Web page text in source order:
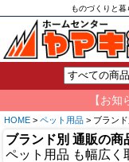
ものづくりと
【お
HOME > ペット用品 > ブランド
ブランド別 通販の商
ペット用品 も幅広く